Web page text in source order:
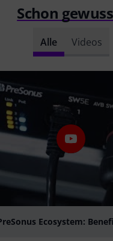
Schon
Alle Videos
Ecosystem: